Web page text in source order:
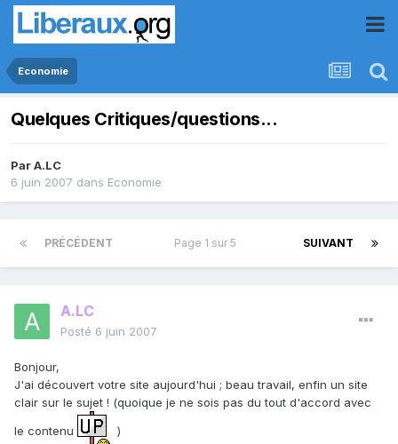
Economie
Quelques Critiques/questions...
ParA.LC
6 juin 2007 dans Economie
PRÉCÉDENT SUIVANT
Page 1 sur 5
A.LC
Posté 6 juin 2007
Bonjour,
J'ai découvert votre site aujourd'hui ; beau travail, enfin un site
clair sur le sujet ! (quoique je ne sois pas du tout d'accord avec
le contenu
)